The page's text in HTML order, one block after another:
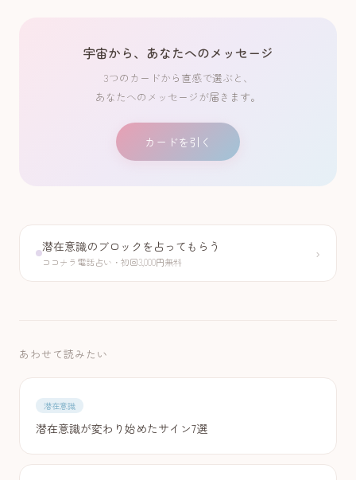
宇宙から、あなたへのメッセージ
3つのカードから直感で選ぶと、
あなたへのメッセージが届きます。
カードを引く
潜在意識のブロックを占ってもらう
ココナラ電話占い・初回3,000円無料 ›
あわせて読みたい
潜在意識
潜在意識が変わり始めたサイン7選